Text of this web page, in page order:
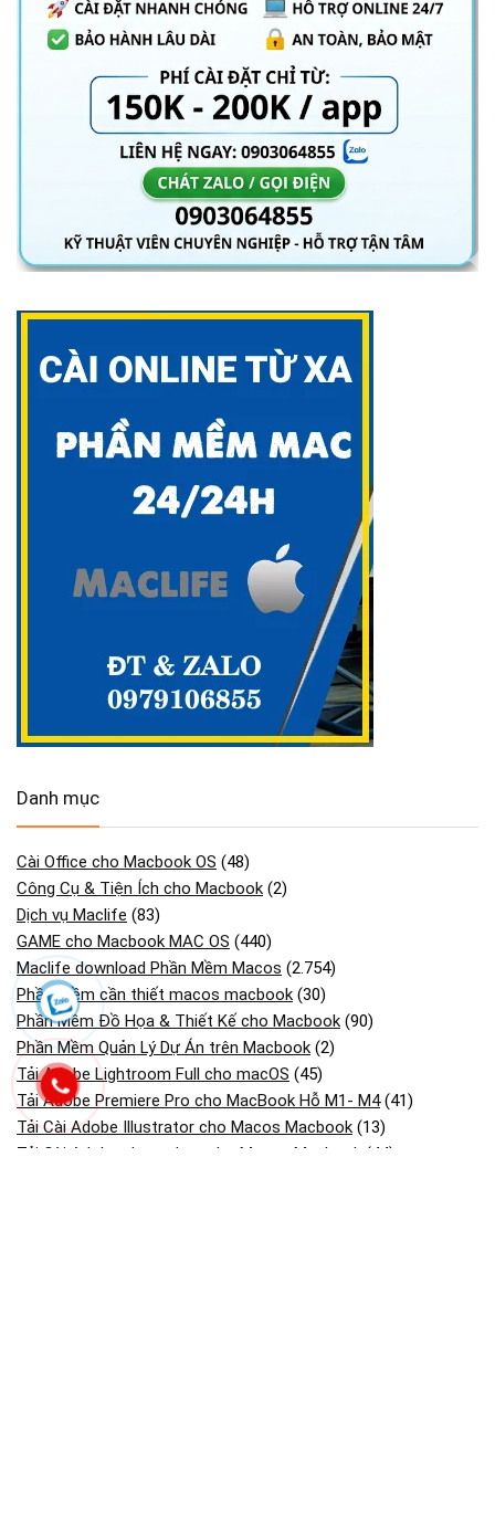
Danh mục
Cài Office cho Macbook OS (48)
Công Cụ & Tiện Ích cho Macbook (2)
Dịch vụ Maclife (83)
GAME cho Macbook MAC OS (440)
Maclife download Phần Mềm Macos (2.754)
Phần mềm cần thiết macos macbook (30)
Phần Mềm Đồ Họa & Thiết Kế cho Macbook (90)
Phần Mềm Quản Lý Dự Án trên Macbook (2)
Tải Adobe Lightroom Full cho macOS (45)
Tải Adobe Premiere Pro cho MacBook Hỗ M1- M4(41)
Tải Cài Adobe Illustrator cho Macos Macbook (13)
Tải Cài Adobe photoshop cho Macos Macbook
(44)